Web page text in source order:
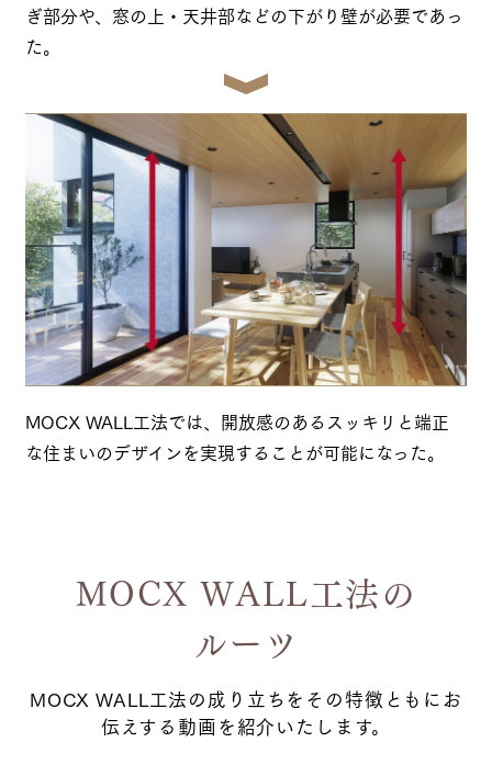
ぎ部分や、窓の上・天井部などの下がり壁が必要であっ
た。
MOCX WALL工法では、開放感のあるスッキリと端正
な住まいのデザインを実現することが可能になった。
MOCX WALL工法の
ルーツ
MOCX WALL工法の成り立ちをその特徴ともにお
伝えする動画を紹介いたします。